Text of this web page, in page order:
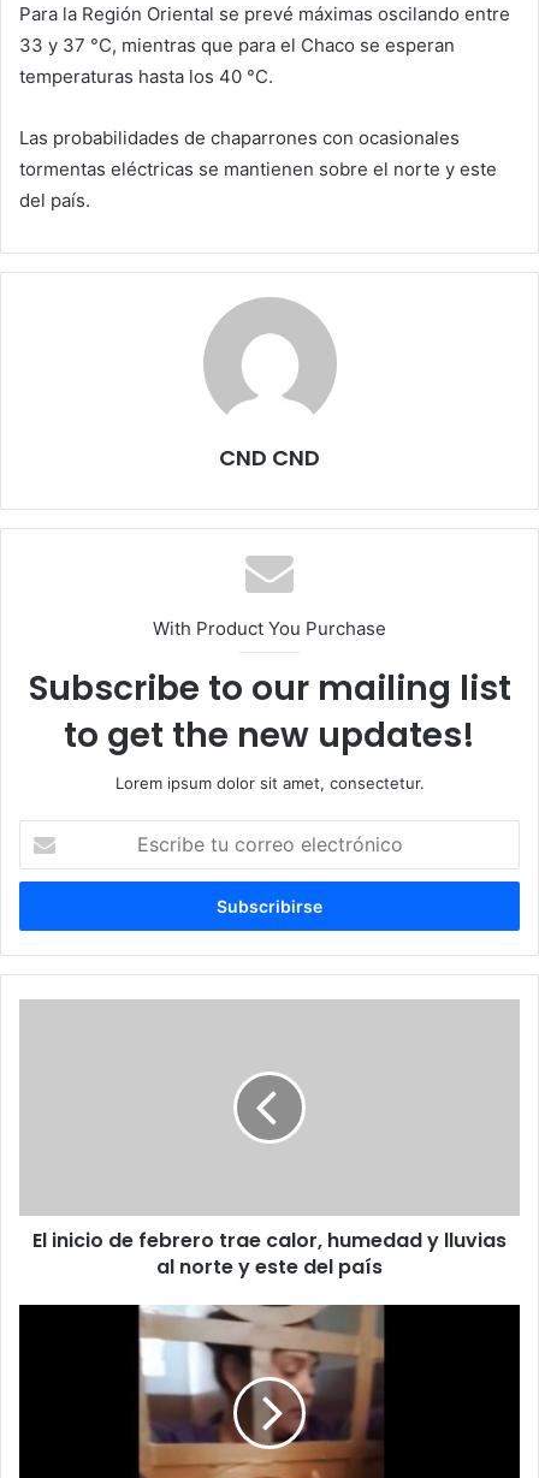
Para la Región Oriental se prevé máximas oscilando entre
33 y 37 °C, mientras que para el Chaco se esperan
temperaturas hasta los 40 °C.
Las probabilidades de chaparrones con ocasionales
tormentas eléctricas se mantienen sobre el norte y este
del país.
CND CND
With Product You Purchase
Subscribe to our mailing list
to get the new updates!
Lorem ipsum dolor sit amet, consectetur.
correo
El inicio de febrero trae calor, humedad y lluvias
al norte y este del país